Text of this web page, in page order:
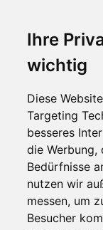
Ihre
wichtig
Diese
Targeting
besseres
die Werbung,
Bedürfnisse
nutzen wir
messen, um
Besucher